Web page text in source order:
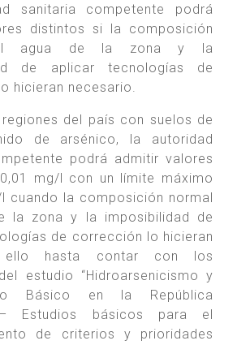
sanitaria competente podrá
distintos si la composición
agua de la zona y la
de aplicar tecnologías de
hicieran necesario.
regiones del país con suelos de
de arsénico, la autoridad
podrá admitir valores
mg/l con un límite máximo
cuando la composición normal
la zona y la imposibilidad de
de corrección lo hicieran
ello hasta contar con los
estudio “Hidroarsenicismo y
Básico en la República
Estudios básicos para el
de criterios y prioridades